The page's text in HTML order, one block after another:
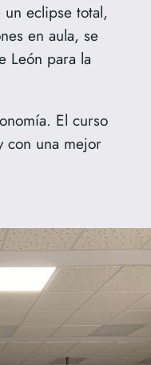
eclipse total,
en aula, se
León para la
El curso
con una mejor